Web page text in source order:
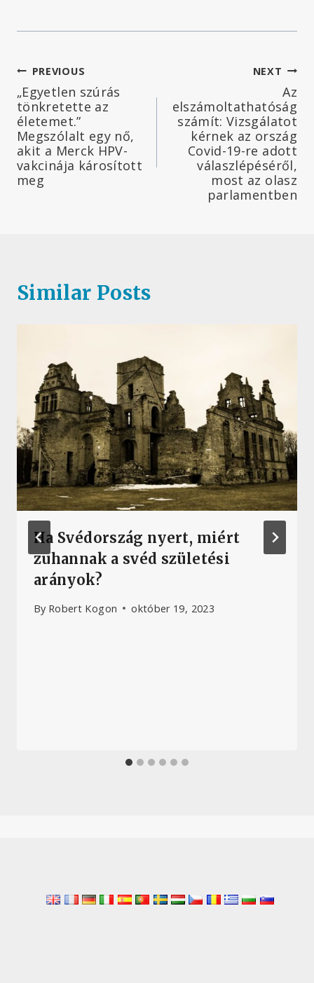
Bejegyzés
navigáció
PREVIOUS
„Egyetlen szúrás
tönkretette az
életemet.”
Megszólalt egy nő,
akit a Merck HPV-
vakcinája károsított
meg
NEXT
Az
elszámoltathatóság
számít: Vizsgálatot
kérnek az ország
Covid-19-re adott
válaszlépéséről,
most az olasz
parlamentben
Similar Posts
Ha Svédország nyert, miért
zuhannak a svéd születési
arányok?
By Robert Kogon október 19, 2023